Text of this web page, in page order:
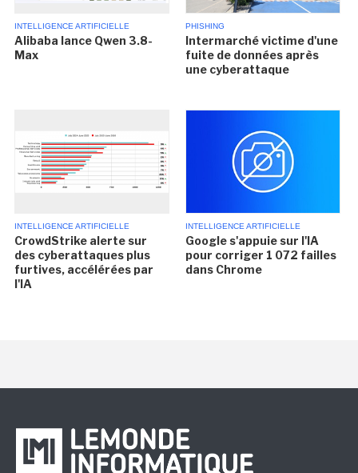
INTELLIGENCE ARTIFICIELLE
Alibaba lance Qwen 3.8-
Max
PHISHING
Intermarché victime d'une
fuite de données après
une cyberattaque
INTELLIGENCE ARTIFICIELLE
CrowdStrike alerte sur
des cyberattaques plus
furtives, accélérées par
l'IA
INTELLIGENCE ARTIFICIELLE
Google s'appuie sur l'IA
pour corriger 1 072 failles
dans Chrome